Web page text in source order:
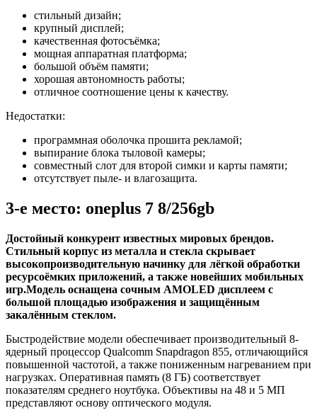
стильный дизайн;
крупный дисплей;
качественная фотосъёмка;
мощная аппаратная платформа;
большой объём памяти;
хорошая автономность работы;
отличное соотношение цены к качеству.
Недостатки:
программная оболочка прошита рекламой;
выпирание блока тыловой камеры;
совместный слот для второй симки и карты памяти;
отсутствует пыле- и влагозащита.
3-е место: oneplus 7 8/256gb
Достойный конкурент известных мировых брендов.
Стильный корпус из металла и стекла скрывает
высокопроизводительную начинку для лёгкой обработки
ресурсоёмких приложений, а также новейших мобильных
игр.Модель оснащена сочным АМOLED дисплеем с
большой площадью изображения и защищённым
закалённым стеклом.
Быстродействие модели обеспечивает производительный 8-
ядерный процессор Qualcomm Snapdragon 855, отличающийся
повышенной частотой, а также пониженным нагреванием при
нагрузках. Оперативная память (8 ГБ) соответствует
показателям среднего ноутбука. Объективы на 48 и 5 МП
представляют основу оптического модуля.